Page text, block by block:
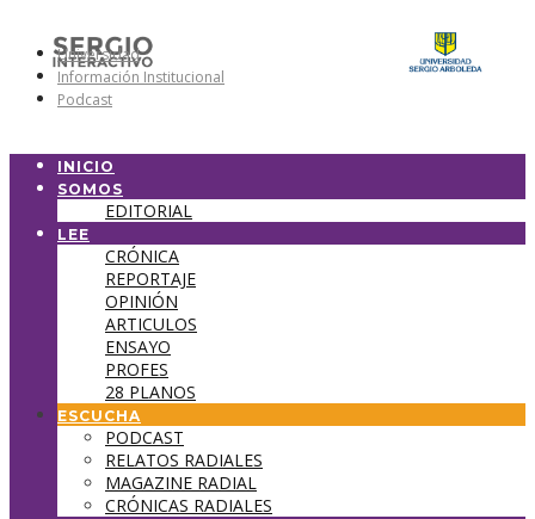
Universidad
Información Institucional
Podcast
INICIO
SOMOS
EDITORIAL
LEE
CRÓNICA
REPORTAJE
OPINIÓN
ARTICULOS
ENSAYO
PROFES
28 PLANOS
ESCUCHA
PODCAST
RELATOS RADIALES
MAGAZINE RADIAL
CRÓNICAS RADIALES